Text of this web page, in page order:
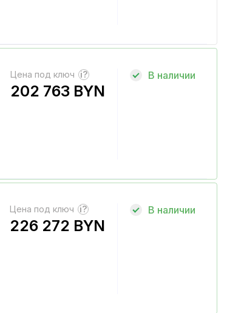
Цена под ключ ?
202 763 BYN
В наличии
Цена под ключ ?
226 272 BYN
В наличии